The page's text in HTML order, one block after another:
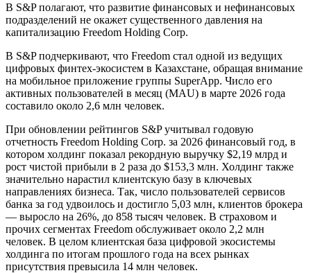
В S&P полагают, что развитие финансовых и нефинансовых
подразделений не окажет существенного давления на
капитализацию Freedom Holding Corp.
В S&P подчеркивают, что Freedom стал одной из ведущих
цифровых финтех-экосистем в Казахстане, обращая внимание
на мобильное приложение группы SuperApp. Число его
активных пользователей в месяц (MAU) в марте 2026 года
составило около 2,6 млн человек.
При обновлении рейтингов S&P учитывал годовую
отчетность Freedom Holding Corp. за 2026 финансовый год, в
котором холдинг показал рекордную выручку $2,19 млрд и
рост чистой прибыли в 2 раза до $153,3 млн. Холдинг также
значительно нарастил клиентскую базу в ключевых
направлениях бизнеса. Так, число пользователей сервисов
банка за год удвоилось и достигло 5,03 млн, клиентов брокера
— выросло на 26%, до 858 тысяч человек. В страховом и
прочих сегментах Freedom обслуживает около 2,2 млн
человек. В целом клиентская база цифровой экосистемы
холдинга по итогам прошлого года на всех рынках
присутствия превысила 14 млн человек.